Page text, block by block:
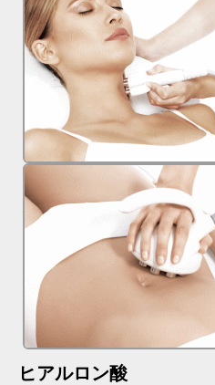
ヒアルロン酸